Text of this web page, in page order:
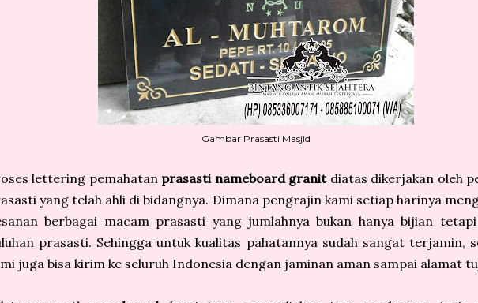
Gambar Prasasti Masjid
lettering pemahatan prasasti nameboard granitdiatas dikerjakan oleh
yang telah ahli di bidangnya. Dimana pengrajin kami setiap harinya
berbagai macam prasasti yang jumlahnya bukan hanya bijian tetapi
prasasti. Sehingga untuk kualitas pahatannya sudah sangat terjamin,
juga bisa kirim ke seluruh Indonesia dengan jaminan aman sampai alamat